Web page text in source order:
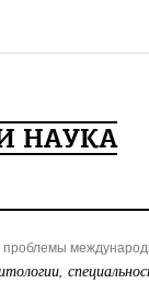
проблемы